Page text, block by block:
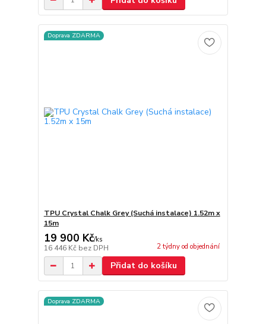
Doprava ZDARMA
TPU Crystal Chalk Grey (Suchá instalace) 1.52m x
15m
19 900 Kč/ks
16 446 Kč bez DPH 2 týdny od objednání
Přidat do košíku
Doprava ZDARMA